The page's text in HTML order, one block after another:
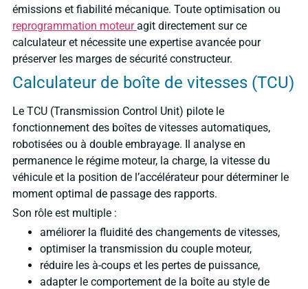
émissions et fiabilité mécanique. Toute optimisation ou
reprogrammation moteuragit directement sur ce
calculateur et nécessite une expertise avancée pour
préserver les marges de sécurité constructeur.
Calculateur de boîte de vitesses (TCU)
Le TCU (Transmission Control Unit) pilote le
fonctionnement des boîtes de vitesses automatiques,
robotisées ou à double embrayage. Il analyse en
permanence le régime moteur, la charge, la vitesse du
véhicule et la position de l’accélérateur pour déterminer le
moment optimal de passage des rapports.
Son rôle est multiple :
améliorer la fluidité des changements de vitesses,
optimiser la transmission du couple moteur,
réduire les à-coups et les pertes de puissance,
adapter le comportement de la boîte au style de